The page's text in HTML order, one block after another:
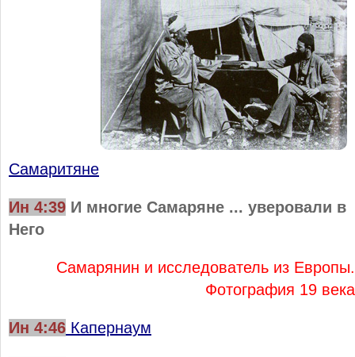
Самаритяне
Ин 4:39 И многие Самаряне ... уверовали в
Него
Самарянин и исследователь из Европы.
Фотография 19 века
Ин 4:46 Капернаум